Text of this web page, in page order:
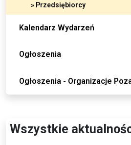
» Przedsiębiorcy
Kalendarz Wydarzeń
Ogłoszenia
Ogłoszenia - Organizacje
Wszystkie